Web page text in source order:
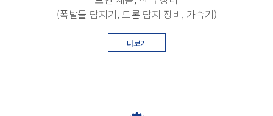
(폭발물 탐지기, 드론 탐지 장비, 가속기)
더보기